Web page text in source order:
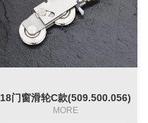
18门窗滑轮C款(509.500.056)
MORE